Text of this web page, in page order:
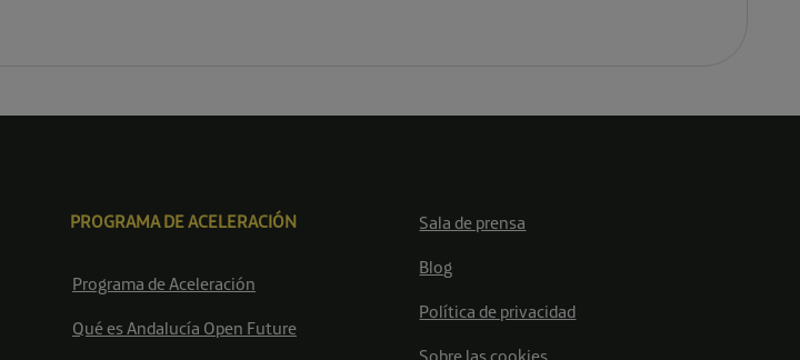
PROGRAMA DE ACELERACIÓN
Programa de Aceleración
Qué es Andalucía Open Future
Sala de prensa
Blog
Política de privacidad
Sobre las cookies